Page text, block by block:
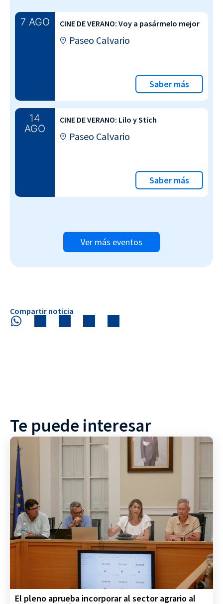
7 AGO CINE DE VERANO: Voy a pasármelo mejor
Paseo Calvario
Saber más
14
AGO
CINE DE VERANO: Lilo y Stich
Paseo Calvario
Saber más
Ver más eventos
Compartir noticia
Te puede interesar
El pleno aprueba incorporar al sector agrario al